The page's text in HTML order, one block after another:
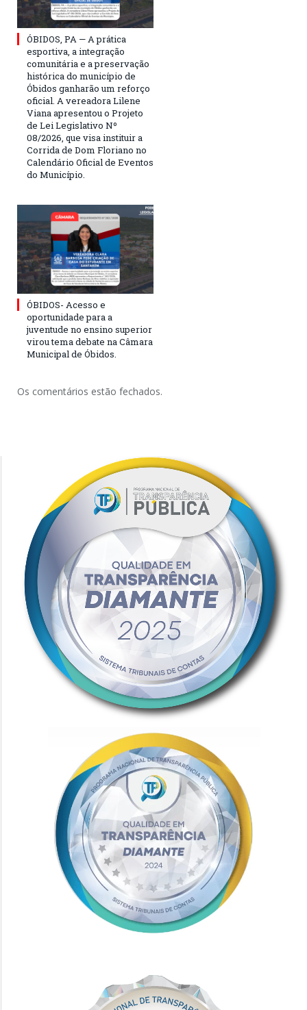
ÓBIDOS, PA — A prática
esportiva, a integração
comunitária e a preservação
histórica do município de
Óbidos ganharão um reforço
oficial. A vereadora Lilene
Viana apresentou o Projeto
de Lei Legislativo Nº
08/2026, que visa instituir a
Corrida de Dom Floriano no
Calendário Oficial de Eventos
do Município.
ÓBIDOS- Acesso e
oportunidade para a
juventude no ensino superior
virou tema debate na Câmara
Municipal de Óbidos.
Os comentários estão fechados.